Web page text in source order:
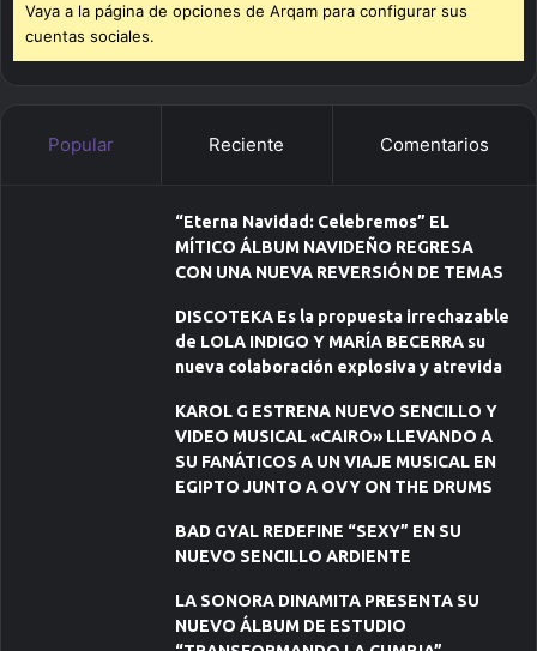
Vaya a la página de opciones de Arqam para configurar sus
cuentas sociales.
Popular Reciente Comentarios
“Eterna Navidad: Celebremos” EL
MÍTICO ÁLBUM NAVIDEÑO REGRESA
CON UNA NUEVA REVERSIÓN DE TEMAS
DISCOTEKA Es la propuesta irrechazable
de LOLA INDIGO Y MARÍA BECERRA su
nueva colaboración explosiva y atrevida
KAROL G ESTRENA NUEVO SENCILLO Y
VIDEO MUSICAL «CAIRO» LLEVANDO A
SU FANÁTICOS A UN VIAJE MUSICAL EN
EGIPTO JUNTO A OVY ON THE DRUMS
BAD GYAL REDEFINE “SEXY” EN SU
NUEVO SENCILLO ARDIENTE
LA SONORA DINAMITA PRESENTA SU
NUEVO ÁLBUM DE ESTUDIO